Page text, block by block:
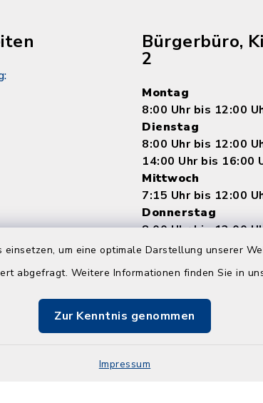
um eine optimale Darstellung unserer
abgefragt. Weitere Informationen finden Sie in
Zur Kenntnis genommen
Impressum
Bürgerbüro,
2
Montag
8:00 Uhr bis 12:00
Dienstag
8:00 Uhr bis 12:00
14:00 Uhr bis 16:00
Mittwoch
7:15 Uhr bis 12:00
Donnerstag
8:00 Uhr bis 12:00
14:00 bis 18:00 Uhr
8:00 Uhr bis 12:00